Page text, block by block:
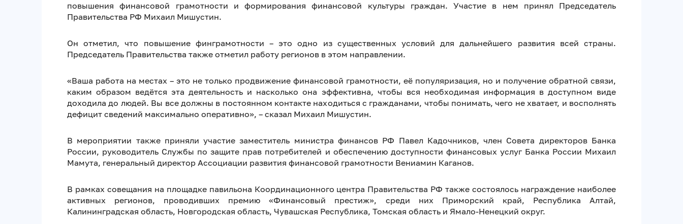
повышения финансовой грамотности и формирования финансовой культуры граждан. Участие в нем принял Председатель
Правительства РФ Михаил Мишустин.
Он отметил, что повышение финграмотности – это одно из существенных условий для дальнейшего развития всей страны.
Председатель Правительства также отметил работу регионов в этом направлении.
«Ваша работа на местах – это не только продвижение финансовой грамотности, её популяризация, но и получение обратной связи,
каким образом ведётся эта деятельность и насколько она эффективна, чтобы вся необходимая информация в доступном виде
доходила до людей. Вы все должны в постоянном контакте находиться с гражданами, чтобы понимать, чего не хватает, и восполнять
дефицит сведений максимально оперативно», – сказал Михаил Мишустин.
В мероприятии также приняли участие заместитель министра финансов РФ Павел Кадочников, член Совета директоров Банка
России, руководитель Службы по защите прав потребителей и обеспечению доступности финансовых услуг Банка России Михаил
Мамута, генеральный директор Ассоциации развития финансовой грамотности Вениамин Каганов.
В рамках совещания на площадке павильона Координационного центра Правительства РФ также состоялось награждение наиболее
активных регионов, проводивших премию «Финансовый престиж», среди них Приморский край, Республика Алтай,
Калининградская область, Новгородская область, Чувашская Республика, Томская область и Ямало-Ненецкий округ.